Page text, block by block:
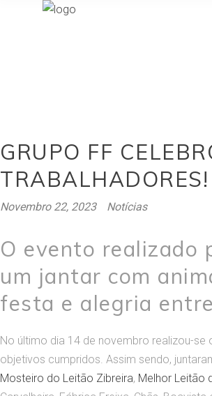
GRUPO FF
TRABALHADORES!
Novembro 22, 2023 Notícias
O evento realizado
um jantar com
festa e alegria
No último dia 14 de novembro realizou-se
objetivos cumpridos. Assim sendo,
Mosteiro do Leitão Zibreira, Melhor Leitão